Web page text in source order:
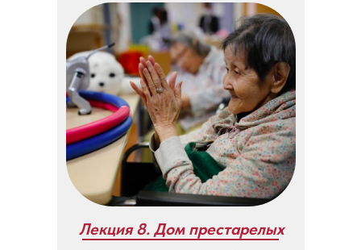
Лекция 8. Дом престарелых